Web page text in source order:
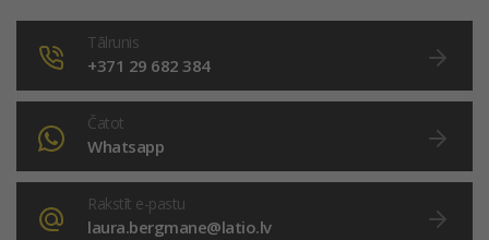
Tālrunis
+371 29 682 384
Čatot
Whatsapp
Rakstīt e-pastu
laura.bergmane@latio.lv